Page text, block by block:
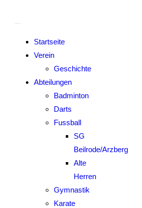
Startseite
Verein
Geschichte
Abteilungen
Badminton
Darts
Fussball
SG
Beilrode/Arzberg
Alte
Herren
Gymnastik
Karate